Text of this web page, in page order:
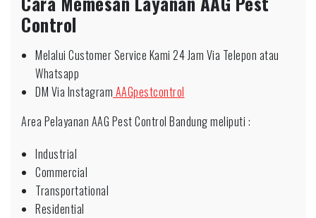
Control
Melalui Customer Service Kami 24 Jam Via Telepon atau
Whatsapp
DM Via Instagram AAGpestcontrol
Area Pelayanan AAG Pest Control Bandung meliputi :
Industrial
Commercial
Transportational
Residential